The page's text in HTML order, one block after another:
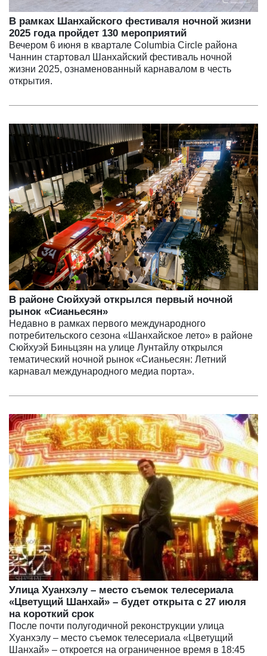
В рамках Шанхайского фестиваля ночной жизни
2025 года пройдет 130 мероприятий
Вечером 6 июня в квартале Columbia Circle района
Чаннин стартовал Шанхайский фестиваль ночной
жизни 2025, ознаменованный карнавалом в честь
открытия.
В районе Сюйхуэй открылся первый ночной
рынок «Сианьесян»
Недавно в рамках первого международного
потребительского сезона «Шанхайское лето» в районе
Сюйхуэй Биньцзян на улице Лунтайлу открылся
тематический ночной рынок «Сианьесян: Летний
карнавал международного медиа порта».
Улица Хуанхэлу – место съемок телесериала
«Цветущий Шанхай» – будет открыта с 27 июля
на короткий срок
После почти полугодичной реконструкции улица
Хуанхэлу – место съемок телесериала «Цветущий
Шанхай» – откроется на ограниченное время в 18:45